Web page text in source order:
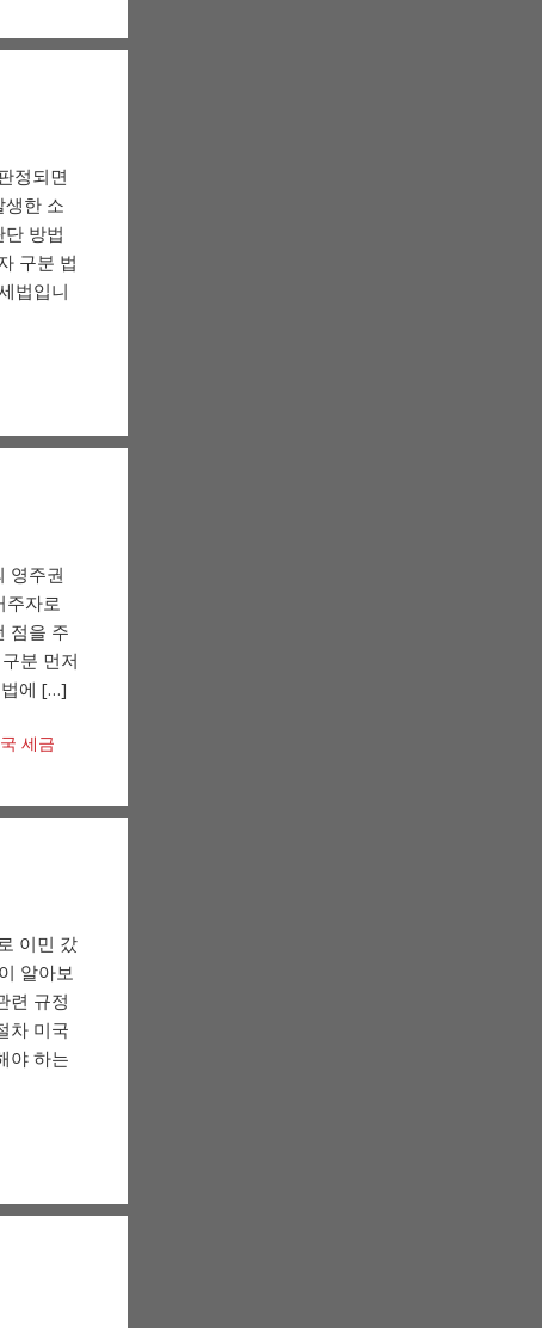
정되면
한 소
방법
구분 법
법입니
영주권
주자로
점을 주
분 먼저
에 […]
세금
이민 갔
알아보
련 규정
차 미국
야 하는